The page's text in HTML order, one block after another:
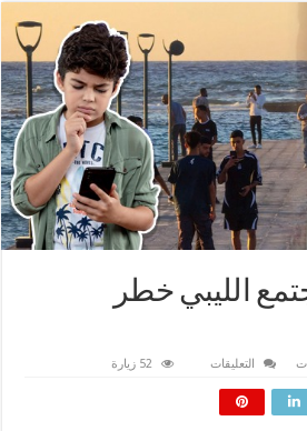
الليبي خطر
التعليقات 52 زيارة